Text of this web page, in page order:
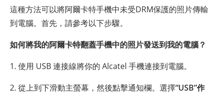
這種方法可以將阿爾卡特手機中未受DRM保護的照片傳輸
到電腦。首先，請參考以下步驟。
如何將我的阿爾卡特翻蓋手機中的照片發送到我的電腦？
1. 使用 USB 連接線將你的 Alcatel 手機連接到電腦。
2. 從上到下滑動主螢幕，然後點擊通知欄。選擇“USB”作